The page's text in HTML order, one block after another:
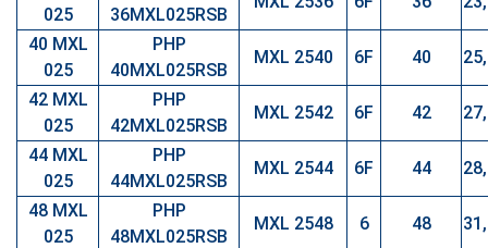
025
36MXL025RSB
40 MXL
025
PHP
40MXL025RSB
MXL 2540 6F 40
42 MXL
025
PHP
42MXL025RSB
MXL 2542 6F 42
44 MXL
025
PHP
44MXL025RSB
MXL 2544 6F 44
48 MXL
025
PHP
48MXL025RSB
MXL 2548 6 48